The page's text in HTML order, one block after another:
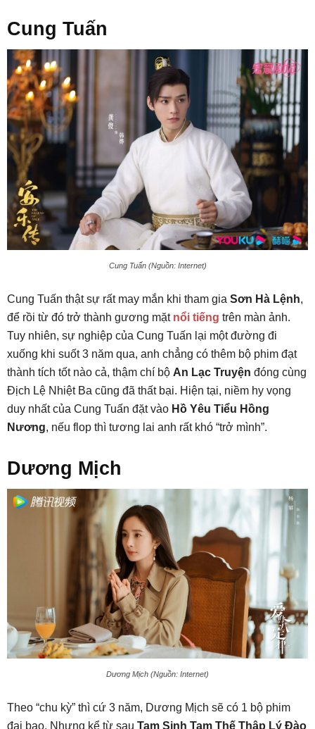
Cung Tuấn
Cung Tuấn (Nguồn: Internet)
Cung Tuấn thật sự rất may mắn khi tham gia Sơn Hà Lệnh,
để rồi từ đó trở thành gương mặt nổi tiếng trên màn ảnh.
Tuy nhiên, sự nghiệp của Cung Tuấn lại một đường đi
xuống khi suốt 3 năm qua, anh chẳng có thêm bộ phim đạt
thành tích tốt nào cả, thậm chí bộ An Lạc Truyện đóng cùng
Địch Lệ Nhiệt Ba cũng đã thất bại. Hiện tại, niềm hy vọng
duy nhất của Cung Tuấn đặt vào Hồ Yêu Tiểu Hồng
Nương, nếu flop thì tương lai anh rất khó “trở mình”.
Dương Mịch
Dương Mịch (Nguồn: Internet)
Theo “chu kỳ” thì cứ 3 năm, Dương Mịch sẽ có 1 bộ phim
đại bạo. Nhưng kể từ sau Tam Sinh Tam Thế Thập Lý Đào